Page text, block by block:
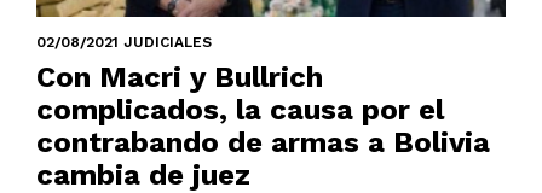
02/08/2021 JUDICIALES
Con Macri y Bullrich
complicados, la causa por el
contrabando de armas a Bolivia
cambia de juez